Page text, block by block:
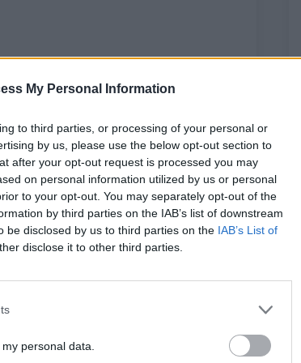
My Personal Information
to third parties, or processing of your personal or
by us, please use the below opt-out section to
after your opt-out request is processed you may
on personal information utilized by us or personal
to your opt-out. You may separately opt-out of the
by third parties on the IAB’s list of downstream
be disclosed by us to third parties on the IAB’s List of
disclose it to other third parties.
personal data.
αρχές δεν μας ακούνε.
αυτής της ανέγερσης",
η συγκέντρωσή τους.
έχει εντατικοποιήσει